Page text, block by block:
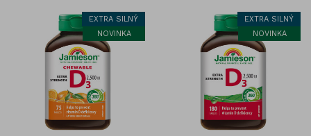
EXTRA SILNÝ
NOVINKA
EXTRA SILNÝ
NOVINKA